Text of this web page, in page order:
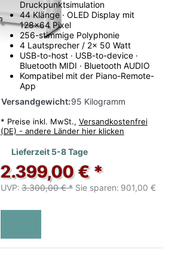
Druckpunktsimulation
44 Klänge · OLED Display mit
128x64 Pixel
256-stimmige Polyphonie
4 Lautsprecher / 2x 50 Watt
USB-to-host · USB-to-device ·
Bluetooth MIDI · Bluetooth AUDIO
Kompatibel mit der Piano-Remote-
App
Versandgewicht:95 Kilogramm
* Preise inkl. MwSt., Versandkostenfrei
(DE) - andere Länder hier klicken
Lieferzeit 5-8 Tage
2.399,00 € *
UVP: 3.300,00 € * Sie sparen: 901,00 €